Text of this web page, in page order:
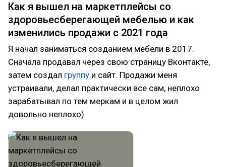
Как я вышел на маркетплейсы со
здоровьесберегающей мебелью и как
изменились продажи с 2021 года⁠⁠
Я начал заниматься созданием мебели в 2017.
Сначала продавал через свою страницу Вконтакте,
затем создал группу и сайт. Продажи меня
устраивали, делал практически все сам, неплохо
зарабатывал по тем меркам и в целом жил
довольно неплохо)